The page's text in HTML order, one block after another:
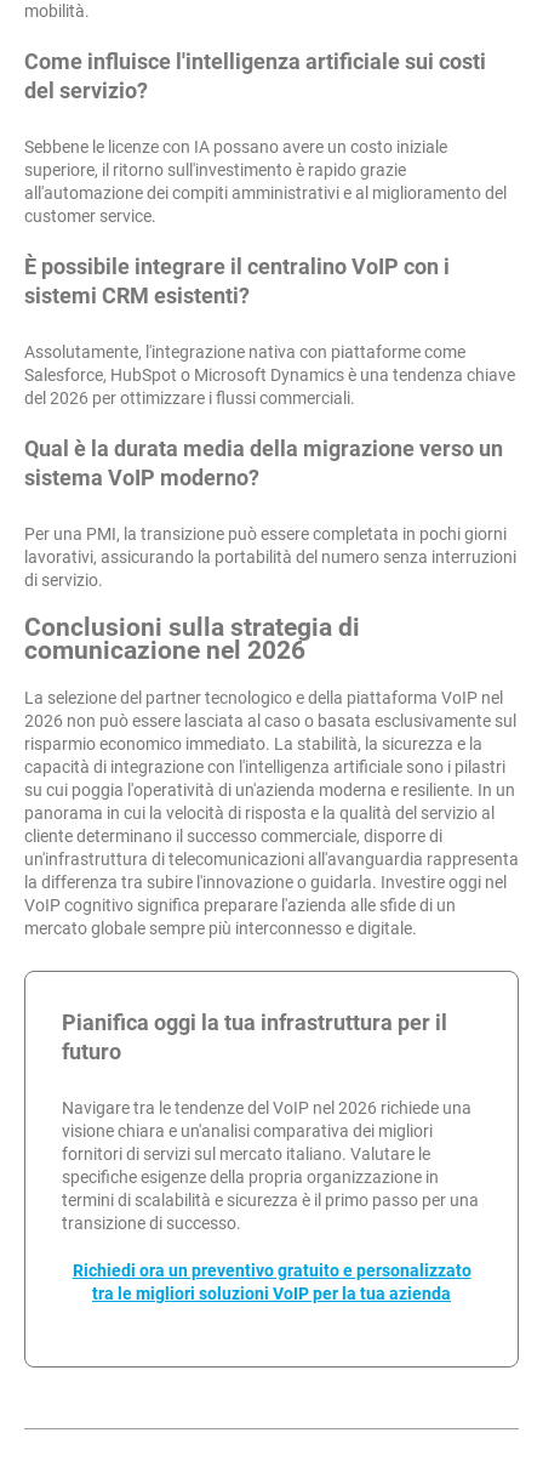
mobilità.
Come influisce l'intelligenza artificiale sui costi
del servizio?
Sebbene le licenze con IA possano avere un costo iniziale
superiore, il ritorno sull'investimento è rapido grazie
all'automazione dei compiti amministrativi e al miglioramento del
customer service.
È possibile integrare il centralino VoIP con i
sistemi CRM esistenti?
Assolutamente, l'integrazione nativa con piattaforme come
Salesforce, HubSpot o Microsoft Dynamics è una tendenza chiave
del 2026 per ottimizzare i flussi commerciali.
Qual è la durata media della migrazione verso un
sistema VoIP moderno?
Per una PMI, la transizione può essere completata in pochi giorni
lavorativi, assicurando la portabilità del numero senza interruzioni
di servizio.
Conclusioni sulla strategia di
comunicazione nel 2026
La selezione del partner tecnologico e della piattaforma VoIP nel
2026 non può essere lasciata al caso o basata esclusivamente sul
risparmio economico immediato. La stabilità, la sicurezza e la
capacità di integrazione con l'intelligenza artificiale sono i pilastri
su cui poggia l'operatività di un'azienda moderna e resiliente. In un
panorama in cui la velocità di risposta e la qualità del servizio al
cliente determinano il successo commerciale, disporre di
un'infrastruttura di telecomunicazioni all'avanguardia rappresenta
la differenza tra subire l'innovazione o guidarla. Investire oggi nel
VoIP cognitivo significa preparare l'azienda alle sfide di un
mercato globale sempre più interconnesso e digitale.
Pianifica oggi la tua infrastruttura per il
futuro
Navigare tra le tendenze del VoIP nel 2026 richiede una
visione chiara e un'analisi comparativa dei migliori
fornitori di servizi sul mercato italiano. Valutare le
specifiche esigenze della propria organizzazione in
termini di scalabilità e sicurezza è il primo passo per una
transizione di successo.
Richiedi ora un preventivo gratuito e personalizzato
tra le migliori soluzioni VoIP per la tua azienda